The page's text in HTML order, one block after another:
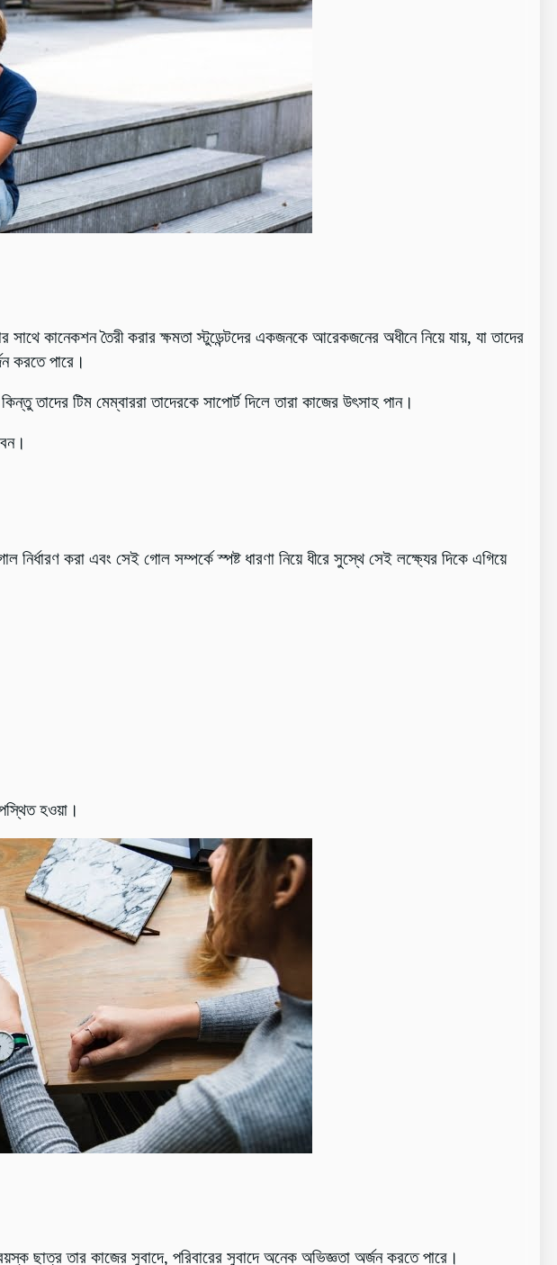
কানেকশন তৈরী করার ক্ষমতা স্টুডেন্টদের একজনকে আরেকজনের অধীনে নিয়ে যায়, যা তাদের
করতে পারে।
তাদের টিম মেম্বাররা তাদেরকে সাপোর্ট দিলে তারা কাজের উৎসাহ পান।
নির্ধারণ করা এবং সেই গোল সম্পর্কে স্পষ্ট ধারণা নিয়ে ধীরে সুস্থে সেই লক্ষ্যের দিকে এগিয়ে
হওয়া।
ছাত্র তার কাজের সুবাদে, পরিবারের সুবাদে অনেক অভিজ্ঞতা অর্জন করতে পারে।